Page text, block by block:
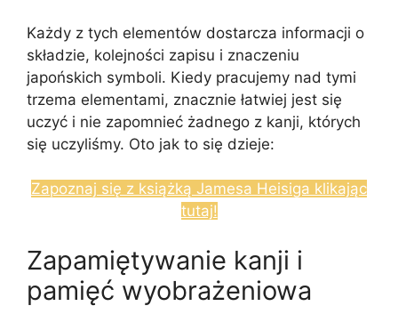
Każdy z tych elementów dostarcza informacji o
składzie, kolejności zapisu i znaczeniu
japońskich symboli. Kiedy pracujemy nad tymi
trzema elementami, znacznie łatwiej jest się
uczyć i nie zapomnieć żadnego z kanji, których
się uczyliśmy. Oto jak to się dzieje:
Zapoznaj się z książką Jamesa Heisiga klikając
tutaj!
Zapamiętywanie kanji i
pamięć wyobrażeniowa